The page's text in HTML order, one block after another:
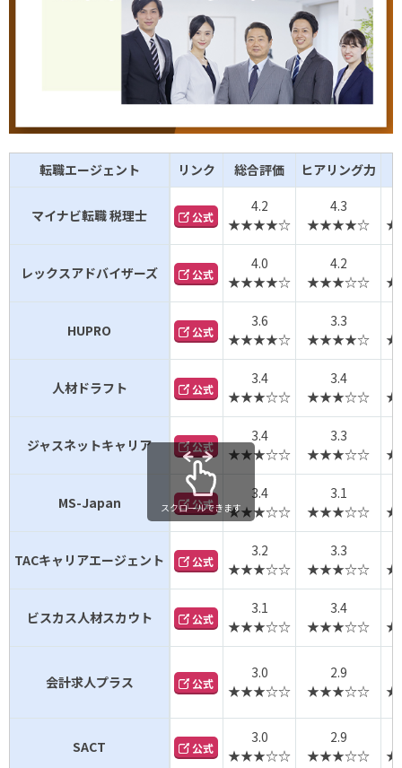
転職エージェント リンク 総合評価 ヒアリング力
マイナビ転職 税理士 公式
4.2
★★★★☆
4.3
★★★★☆
レックスアドバイザーズ 公式
4.0
★★★★☆
4.2
★★★☆☆
HUPRO 公式
3.6
★★★★☆
3.3
★★★★☆
人材ドラフト 公式
3.4
★★★☆☆
3.4
★★★☆☆
ジャスネットキャリア 公式
3.4
★★★☆☆
3.3
★★★☆☆
MS-Japan 公式
3.4
★★★☆☆
3.1
★★★☆☆
TACキャリアエージェント 公式
3.2
★★★☆☆
3.3
★★★☆☆
ビスカス人材スカウト 公式
3.1
★★★☆☆
3.4
★★★☆☆
会計求人プラス 公式
3.0
★★★☆☆
2.9
★★★☆☆
SACT 公式
3.0
★★★☆☆
2.9
★★★☆☆
スクロールできます